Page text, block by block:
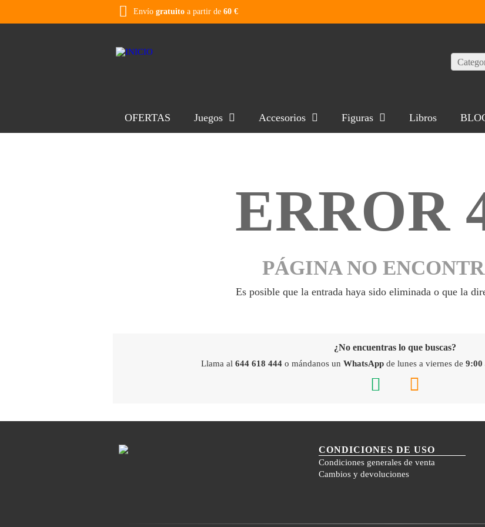
Envío gratuito a partir de 60 €
OFERTAS Juegos Accesorios Figuras Libros
ERROR
PÁGINA NO
Es posible que la entrada haya sido eliminada o que la
¿No encuentras lo que buscas?
Llama al 644 618 444o mándanos un WhatsAppde lunes a viernes de 9:00
CONDICIONES DE USO
Condiciones generales de venta
Cambios y devoluciones